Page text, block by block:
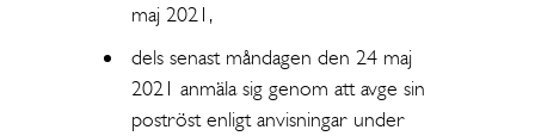
maj 2021,
dels senast måndagen den 24 maj
2021 anmäla sig genom att avge sin
poströst enligt anvisningar under